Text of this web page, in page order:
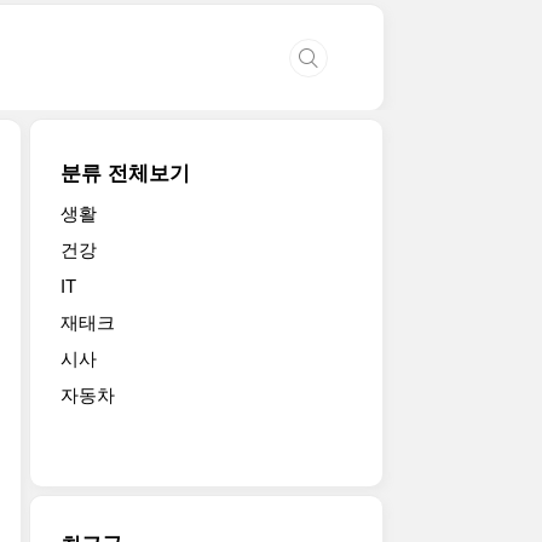
분류 전체보기
생활
건강
IT
재태크
시사
자동차